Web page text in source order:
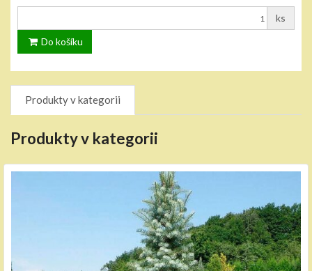
ks
Do košíku
Produkty v kategorii
Produkty v kategorii